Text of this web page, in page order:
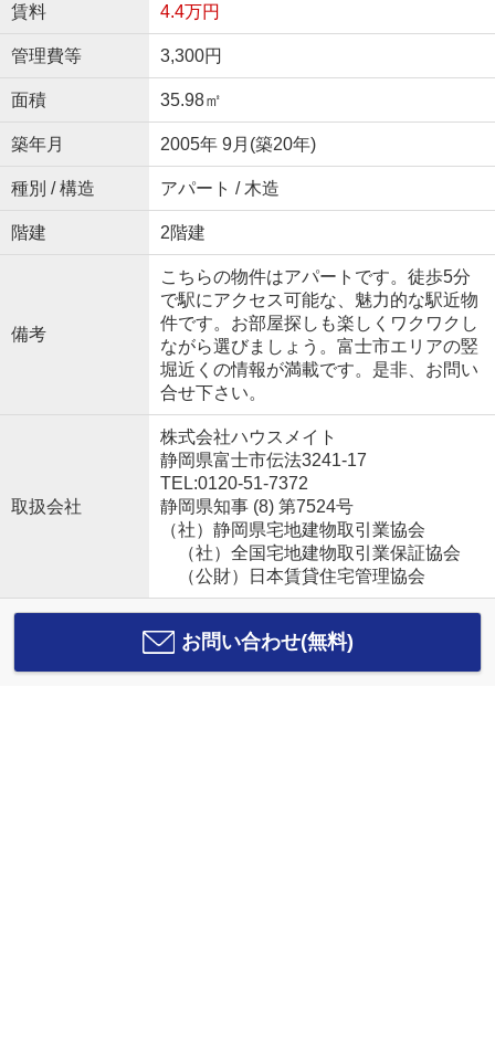
賃料 4.4万円
管理費等 3,300円
面積 35.98㎡
築年月 2005年 9月(築20年)
種別 / 構造 アパート / 木造
階建 2階建
備考
こちらの物件はアパートです。徒歩5分
で駅にアクセス可能な、魅力的な駅近物
件です。お部屋探しも楽しくワクワクし
ながら選びましょう。富士市エリアの竪
堀近くの情報が満載です。是非、お問い
合せ下さい。
取扱会社
株式会社ハウスメイト
静岡県富士市伝法3241-17
TEL:0120-51-7372
静岡県知事 (8) 第7524号
（社）静岡県宅地建物取引業協会
（社）全国宅地建物取引業保証協会
（公財）日本賃貸住宅管理協会
お問い合わせ(無料)